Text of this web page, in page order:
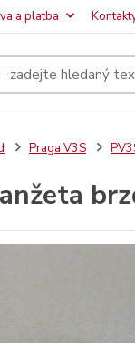
a platba
Praga V3S